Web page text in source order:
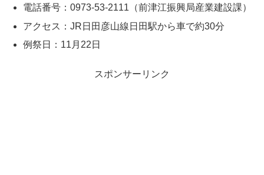
電話番号：0973-53-2111（前津江振興局産業建設課）
アクセス：JR日田彦山線日田駅から車で約30分
例祭日：11月22日
スポンサーリンク